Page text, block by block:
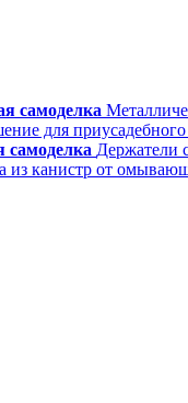
самоделка
для приусадебного
Держатели
из канистр от